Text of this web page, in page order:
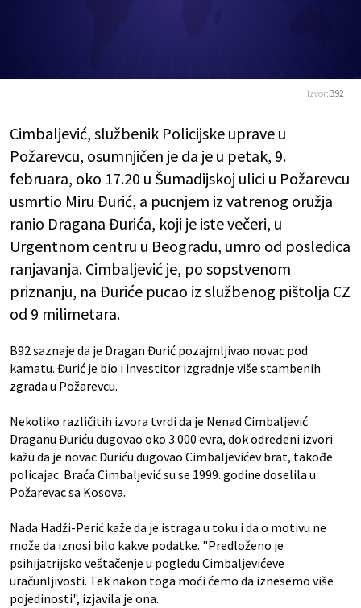
Izvor:B92
Cimbaljević, službenik Policijske uprave u
Požarevcu, osumnjičen je da je u petak, 9.
februara, oko 17.20 u Šumadijskoj ulici u Požarevcu
usmrtio Miru Đurić, a pucnjem iz vatrenog oružja
ranio Dragana Đurića, koji je iste večeri, u
Urgentnom centru u Beogradu, umro od posledica
ranjavanja. Cimbaljević je, po sopstvenom
priznanju, na Đuriće pucao iz službenog pištolja CZ
od 9 milimetara.
B92 saznaje da je Dragan Đurić pozajmljivao novac pod
kamatu. Đurić je bio i investitor izgradnje više stambenih
zgrada u Požarevcu.
Nekoliko različitih izvora tvrdi da je Nenad Cimbaljević
Draganu Đuriću dugovao oko 3.000 evra, dok određeni izvori
kažu da je novac Đuriću dugovao Cimbaljevićev brat, takođe
policajac. Braća Cimbaljević su se 1999. godine doselila u
Požarevac sa Kosova.
Nada Hadži-Perić kaže da je istraga u toku i da o motivu ne
može da iznosi bilo kakve podatke. "Predloženo je
psihijatrijsko veštačenje u pogledu Cimbaljevićeve
uračunljivosti. Tek nakon toga moći ćemo da iznesemo više
pojedinosti", izjavila je ona.